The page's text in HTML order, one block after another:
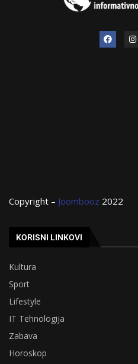
Copyright – Joombooz 2022
KORISNI LINKOVI
Kultura
Sport
Lifestyle
IT Tehnologija
Zabava
Horoskop